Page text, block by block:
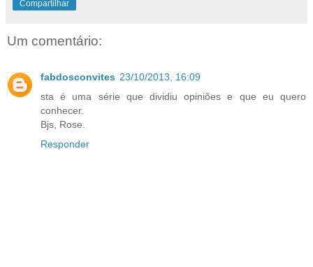
Compartilhar
Um comentário:
fabdosconvites 23/10/2013, 16:09
sta é uma série que dividiu opiniões e que eu quero
conhecer.
Bjs, Rose.
Responder